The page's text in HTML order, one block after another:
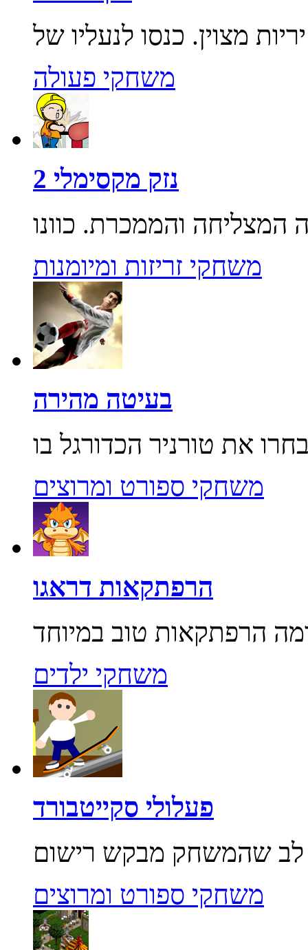
משחקי פעולה
נזק מקסימלי 2
משחקי זריזות ומיומנות
בעיטה מהירה
משחקי ספורט ומרוצים
הרפתקאות דראגו
משחקי ילדים
פעלולי סקייטבורד
משחקי ספורט ומרוצים